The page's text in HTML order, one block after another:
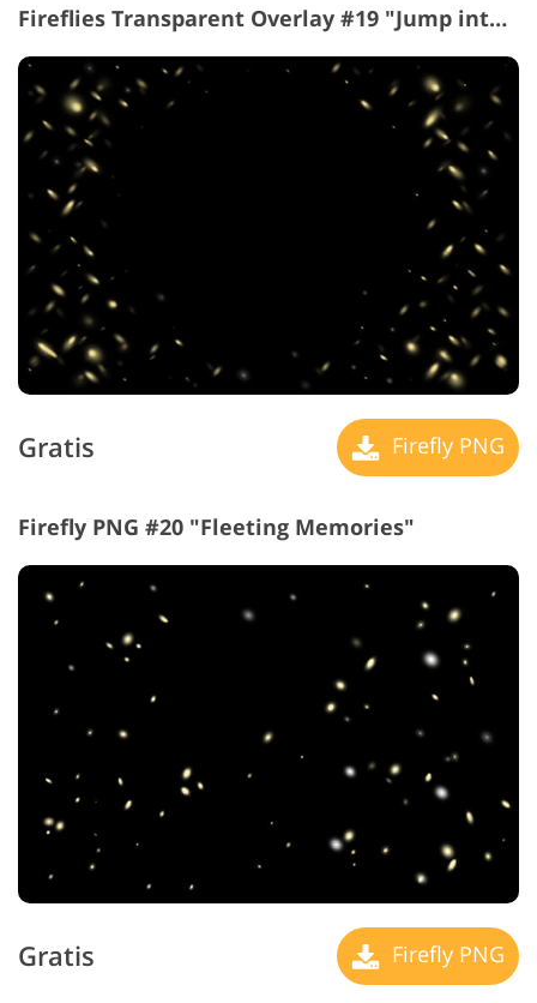
Fireflies Transparent Overlay #19 "Jump into Unknown"
Gratis Firefly PNG
Firefly PNG #20 "Fleeting Memories"
Gratis Firefly PNG